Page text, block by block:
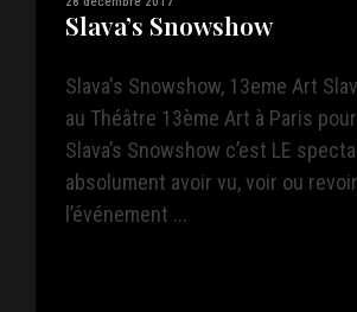
Slava’s Snowshow
Slava's Snowshow, 13eme Art
au Théâtre 13ème Art à Paris
Slava’s Snowshow c’est LE
absolument avoir vu, voir ou
l’événement ...